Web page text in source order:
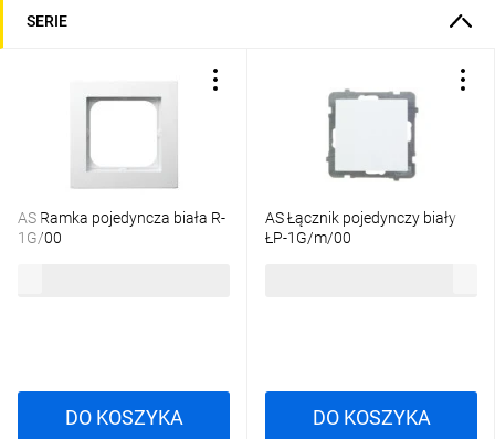
SERIE
AS Ramka pojedyncza biała R-
1G/00
DO KOSZYKA
AS Łącznik pojedynczy biały
ŁP-1G/m/00
DO KOSZYKA